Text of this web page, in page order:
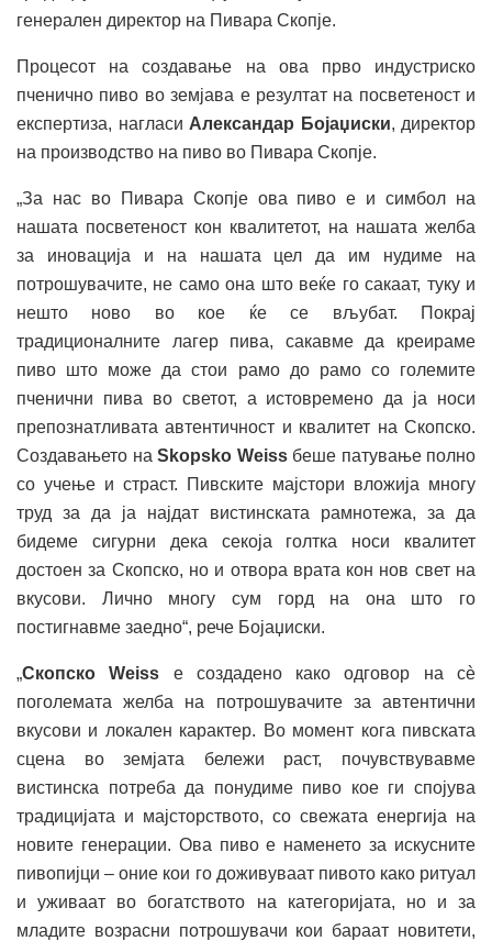
генерален директор на Пивара Скопје.
Процесот на создавање на ова прво индустриско
пченично пиво во земјава е резултат на посветеност и
експертиза, нагласи Александар Бојаџиски, директор
на производство на пиво во Пивара Скопје.
„За нас во Пивара Скопје ова пиво е и симбол на
нашата посветеност кон квалитетот, на нашата желба
за иновација и на нашата цел да им нудиме на
потрошувачите, не само она што веќе го сакаат, туку и
нешто ново во кое ќе се вљубат. Покрај
традиционалните лагер пива, сакавме да креираме
пиво што може да стои рамо до рамо со големите
пченични пива во светот, а истовремено да ја носи
препознатливата автентичност и квалитет на Скопско.
Создавањето на Skopsko Weissбеше патување полно
со учење и страст. Пивските мајстори вложија многу
труд за да ја најдат вистинската рамнотежа, за да
бидеме сигурни дека секоја голтка носи квалитет
достоен за Скопско, но и отвора врата кон нов свет на
вкусови. Лично многу сум горд на она што го
постигнавме заедно“, рече Бојаџиски.
„Скопско Weiss е создадено како одговор на сè
поголемата желба на потрошувачите за автентични
вкусови и локален карактер. Во момент кога пивската
сцена во земјата бележи раст, почувствувавме
вистинска потреба да понудиме пиво кое ги спојува
традицијата и мајсторството, со свежата енергија на
новите генерации. Ова пиво е наменето за искусните
пивопијци – оние кои го доживуваат пивото како ритуал
и уживаат во богатството на категоријата, но и за
младите возрасни потрошувачи кои бараат новитети,